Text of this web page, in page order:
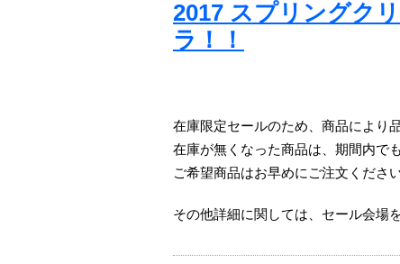
2017 スプリングク
ラ！！
在庫限定セールのため、商品により
在庫が無くなった商品は、期間内で
ご希望商品はお早めにご注文くださ
その他詳細に関しては、セール会場